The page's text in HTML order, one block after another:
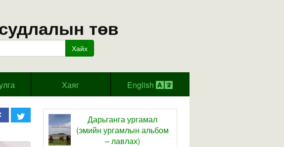
төв
Хайх
Хаяг English
Дарьганга ургамал
(эмийн ургамлын альбом
– лавлах)